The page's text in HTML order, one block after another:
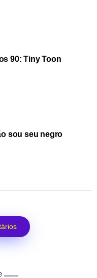
90: Tiny Toon
sou seu negro